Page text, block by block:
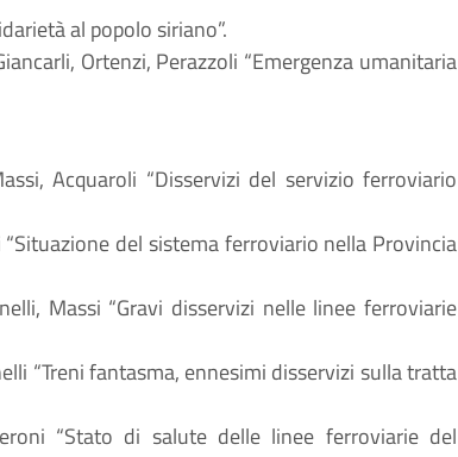
al popolo siriano”.
Ortenzi, Perazzoli “Emergenza umanitaria
Acquaroli “Disservizi del servizio ferroviario
del sistema ferroviario nella Provincia
Massi “Gravi disservizi nelle linee ferroviarie
“Treni fantasma, ennesimi disservizi sulla tratta
“Stato di salute delle linee ferroviarie del